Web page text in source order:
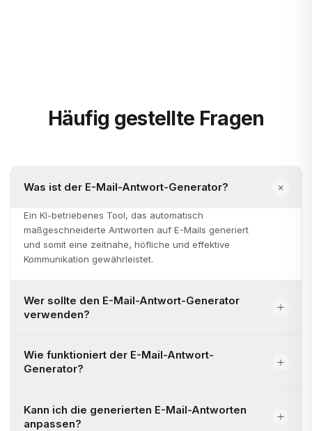
Häufig gestellte Fragen
Was ist der E-Mail-Antwort-Generator?
Ein KI-betriebenes Tool, das automatisch
maßgeschneiderte Antworten auf E-Mails generiert
und somit eine zeitnahe, höfliche und effektive
Kommunikation gewährleistet.
Wer sollte den E-Mail-Antwort-Generator
verwenden?
Wie funktioniert der E-Mail-Antwort-
Generator?
Kann ich die generierten E-Mail-Antworten
anpassen?